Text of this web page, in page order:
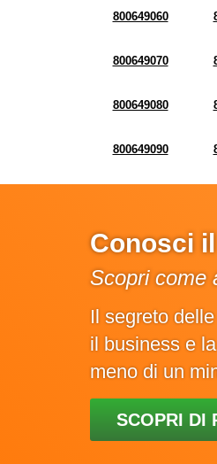
800649060
800649070
800649080
800649090
Conosci
Scopri come
Il segreto
il business e
meno di un
SCOPRI DI